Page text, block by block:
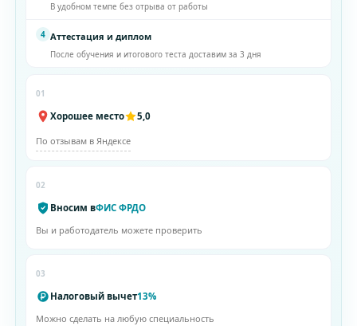
В удобном темпе без отрыва от работы
4 Аттестация и диплом
После обучения и итогового теста доставим за 3 дня
01
Хорошее место 5,0
По отзывам в Яндексе
02
Вносим вФИС ФРДО
Вы и работодатель можете проверить
03
Налоговый вычет13%
Можно сделать на любую специальность